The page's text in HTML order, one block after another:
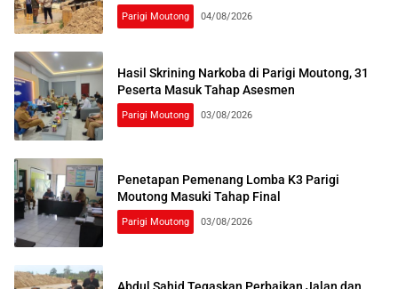
Parigi Moutong 04/08/2026
Hasil Skrining Narkoba di Parigi Moutong, 31
Peserta Masuk Tahap Asesmen
Parigi Moutong 03/08/2026
Penetapan Pemenang Lomba K3 Parigi
Moutong Masuki Tahap Final
Parigi Moutong 03/08/2026
Abdul Sahid Tegaskan Perbaikan Jalan dan